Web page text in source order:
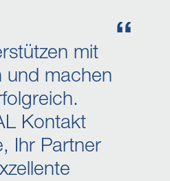
mit
und machen
Kontakt
Ihr Partner